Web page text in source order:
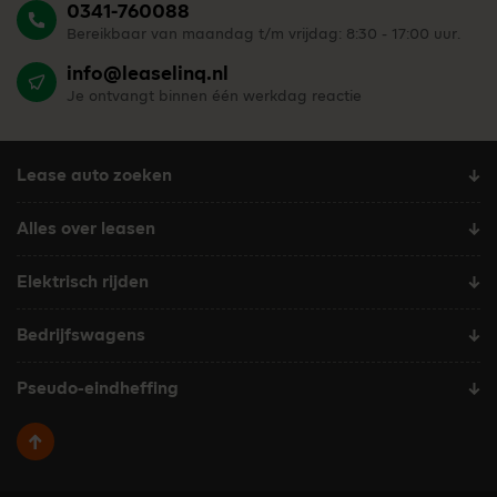
0341-760088
Bereikbaar van maandag t/m vrijdag: 8:30 - 17:00 uur.
info@leaselinq.nl
Je ontvangt binnen één werkdag reactie
Lease auto zoeken
Alles over leasen
Elektrisch rijden
Bedrijfswagens
Pseudo-eindheffing
Terug naar boven